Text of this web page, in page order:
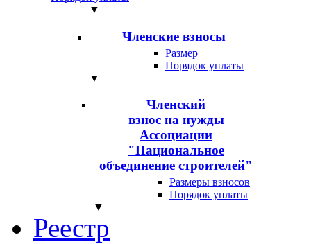
▼
Членские взносы
Размер
Порядок уплаты
▼
Членский
взнос на нужды
Ассоциации
"Национальное
объединение строителей"
Размеры взносов
Порядок уплаты
▼
Реестр